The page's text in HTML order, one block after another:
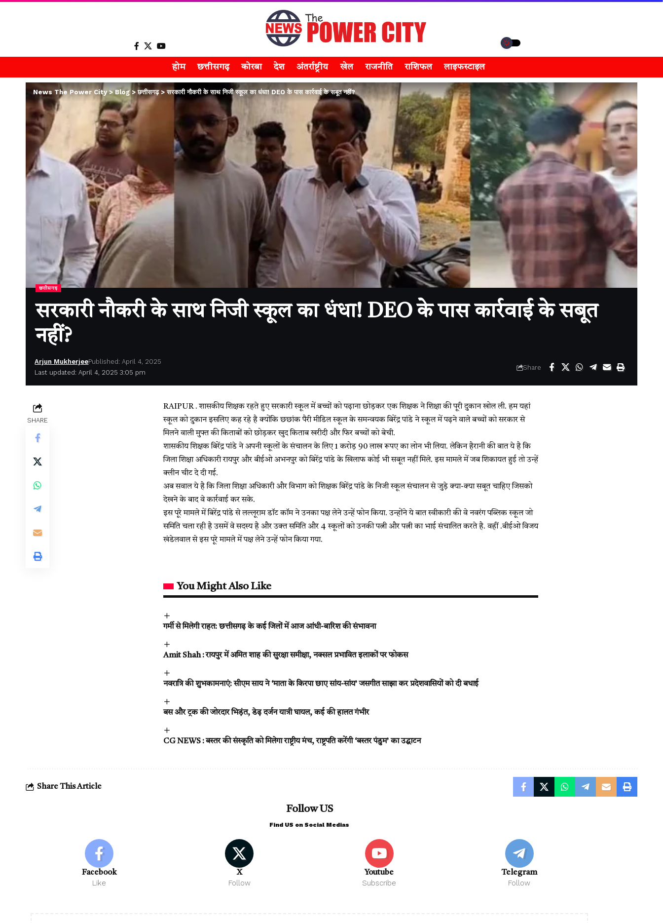
होम छत्तीसगढ़ कोरबा देश अंतर्राष्ट्रीय खेल राजनीति राशिफल लाइफस्टाइल
News The Power City>Blog>छत्तीसगढ़>सरकारी नौकरी के साथ निजी स्कूल का धंधा! DEO के पास कार्रवाई के सबूत नहीं?
छत्तीसगढ़
सरकारी नौकरी के साथ निजी स्कूल का धंधा! DEO के पास कार्रवाई के सबूत
नहीं?
Last updated: April 4, 2025 3:05 pm
Arjun MukherjeePublished: April 4, 2025
Share
SHARE
RAIPUR . शासकीय शिक्षक रहते हुए सरकारी स्कूल में बच्चों को पढ़ाना छोड़कर एक शिक्षक ने शिक्षा की पूरी दुकान खोल ली. हम यहां
स्कूल को दुकान इसलिए कह रहे है क्योंकि छछांक पैरी मीडिल स्कूल के समन्वयक बिरेंद्र पांडे ने स्कूल में पढ़ने वाले बच्चों को सरकार से
मिलने वाली मुफ्त की किताबों को छोड़कर खुद किताब खरीदी और फिर बच्चों को बेची.
शासकीय शिक्षक बिरेंद्र पांडे ने अपनी स्कूलों के संचालन के लिए 1 करोड़ 90 लाख रूपए का लोन भी लिया. लेकिन हैरानी की बात ये है कि
जिला शिक्षा अधिकारी रायपुर और बीईओ अभनपुर को बिरेंद्र पांडे के खिलाफ कोई भी सबूत नहीं मिले. इस मामले में जब शिकायत हुई तो उन्हें
क्लीन चीट दे दी गई.
अब सवाल ये है कि जिला शिक्षा अधिकारी और विभाग को शिक्षक बिरेंद्र पांडे के निजी स्कूल संचालन से जुड़े क्या-क्या सबूत चाहिए जिसको
देखने के बाद वे कार्रवाई कर सके.
इस पूरे मामले में बिरेंद्र पांडे से लल्लूराम डॉट कॉम ने उनका पक्ष लेने उन्हें फोन किया. उन्होंने ये बात स्वीकारी की वे नवरंग पब्लिक स्कूल जो
समिति चला रही है उसमें वे सदस्य है और उक्त समिति और 4 स्कूलों को उनकी पत्नी और पत्नी का भाई संचालित करते है. वहीं .बीईओ विजय
खंडेलवाल से इस पूरे मामले में पक्ष लेने उन्हें फोन किया गया.
You Might Also Like
गर्मी से मिलेगी राहत: छत्तीसगढ़ के कई जिलों में आज आंधी-बारिश की संभावना
Amit Shah : रायपुर में अमित शाह की सुरक्षा समीक्षा, नक्सल प्रभावित इलाकों पर फोकस
नवरात्रि की शुभकामनाएं: सीएम साय ने ‘माता के किरपा छाए सांय-सांय’ जसगीत साझा कर प्रदेशवासियों को दी बधाई
बस और ट्रक की जोरदार भिड़ंत, डेढ़ दर्जन यात्री घायल, कई की हालत गंभीर
CG NEWS : बस्तर की संस्कृति को मिलेगा राष्ट्रीय मंच, राष्ट्रपति करेंगी ‘बस्तर पंडुम’ का उद्घाटन
Share This Article
Follow US
Find US on Social Medias
Facebook
Like
X
Follow
Youtube
Subscribe
Telegram
Follow